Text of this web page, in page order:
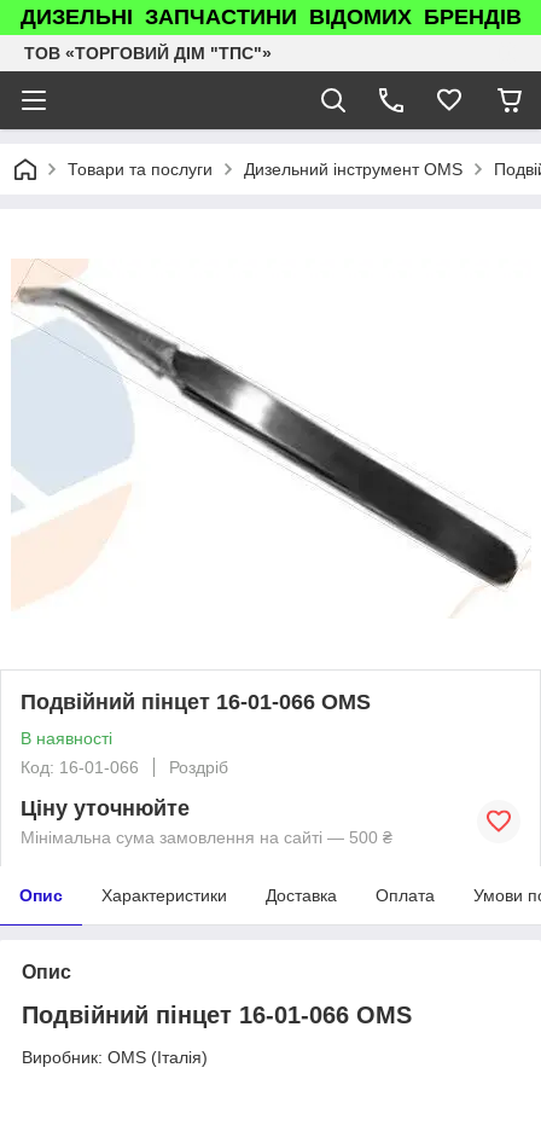
ДИЗЕЛЬНІ ЗАПЧАСТИНИ ВІДОМИХ БРЕНДІВ
ТОВ «ТОРГОВИЙ ДІМ "ТПС"»
Товари та послуги Дизельний інструмент OMS
Подвійний пінцет 16-01-066 OMS
В наявності
Код: 16-01-066
Роздріб
Ціну уточнюйте
Мінімальна сума замовлення на сайті — 500 ₴
Опис Характеристики Доставка Оплата Умови
Опис
Подвійний пінцет 16-01-066 OMS
Виробник: OMS (Італія)